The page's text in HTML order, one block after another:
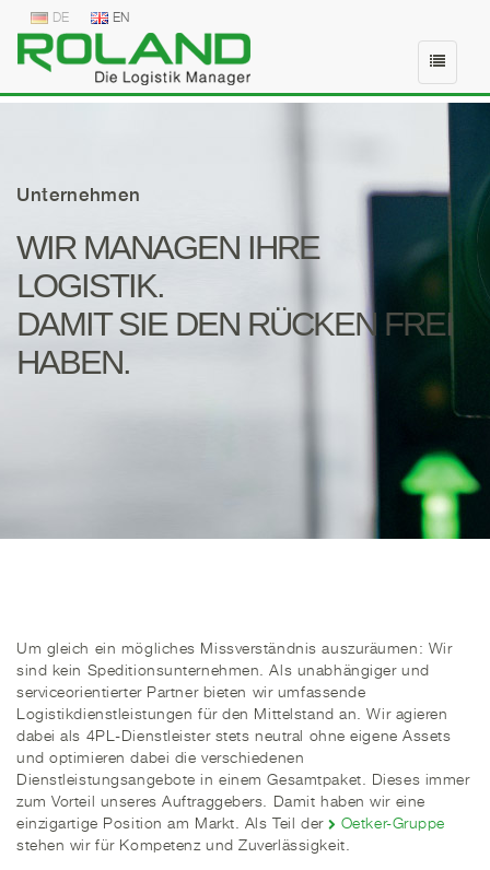
Inhalt
DE EN
Unternehmen
WIR MANAGEN IHRE
LOGISTIK.
DAMIT SIE DEN RÜCKEN FREI
HABEN.
Um gleich ein mögliches Missverständnis auszuräumen: Wir
sind kein Speditionsunternehmen. Als unabhängiger und
serviceorientierter Partner bieten wir umfassende
Logistikdienstleistungen für den Mittelstand an. Wir agieren
dabei als 4PL-Dienstleister stets neutral ohne eigene Assets
und optimieren dabei die verschiedenen
Dienstleistungsangebote in einem Gesamtpaket. Dieses immer
zum Vorteil unseres Auftraggebers. Damit haben wir eine
einzigartige Position am Markt. Als Teil der
Oetker-Gruppe
stehen wir für Kompetenz und Zuverlässigkeit.